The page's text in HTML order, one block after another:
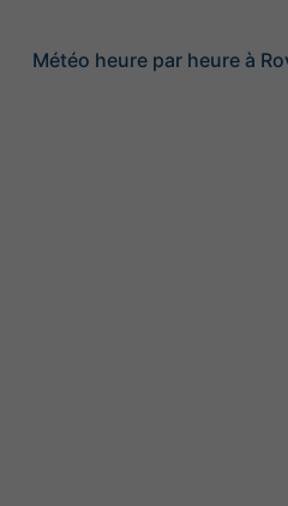
Météo heure par heure à